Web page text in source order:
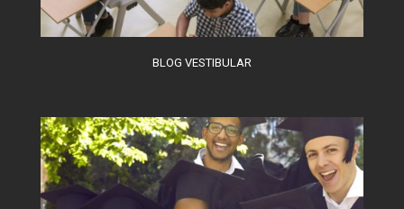
BLOG VESTIBULAR